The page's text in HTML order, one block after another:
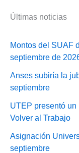
Últimas noticias
Montos del SUAF
septiembre de
Anses subiría la
septiembre
UTEP presentó
Volver al Trabajo
Asignación
septiembre